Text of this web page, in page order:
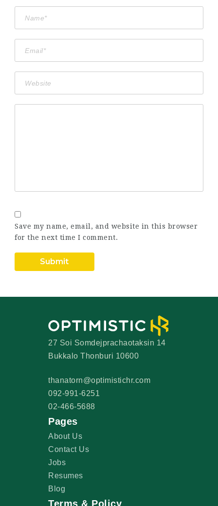
Save my name, email, and website in this browser
for the next time I comment.
27 Soi Somdejprachaotaksin 14
Bukkalo Thonburi 10600
thanatorn@optimistichr.com
092-991-6251
02-466-5688
Pages
About Us
Contact Us
Jobs
Resumes
Blog
Terms & Policy